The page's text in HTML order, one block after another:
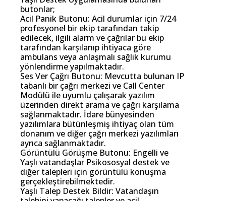
butonlar;
Acil Panik Butonu: Acil durumlar için 7/24
profesyonel bir ekip tarafından takip
edilecek, ilgili alarm ve çağrılar bu ekip
tarafından karşılanıp ihtiyaca göre
ambulans veya anlaşmalı sağlık kurumu
yönlendirme yapılmaktadır.
Ses Ver Çağrı Butonu: Mevcutta bulunan IP
tabanlı bir çağrı merkezi ve Call Center
Modülü ile uyumlu çalışarak yazılım
üzerinden direkt arama ve çağrı karşılama
sağlanmaktadır. İdare bünyesinden
yazılımlara bütünleşmiş ihtiyaç olan tüm
donanım ve diğer çağrı merkezi yazılımları
ayrıca sağlanmaktadır.
Görüntülü Görüşme Butonu: Engelli ve
Yaşlı vatandaşlar Psikososyal destek ve
diğer talepleri için görüntülü konuşma
gerçekleştirebilmektedir.
Yaşlı Talep Destek Bildir: Vatandaşın